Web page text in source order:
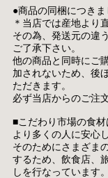
●商品の同梱につきま
＊当店では産地より
その為、発送元の違
ご了承下さい。
他の商品と同時にご
加されないため、後
ただきます。
必ず当店からのご注
■こだわり市場の食材
より多くの人に安心
そのためにさまざま
するため、飲食店、
しを行なっています。